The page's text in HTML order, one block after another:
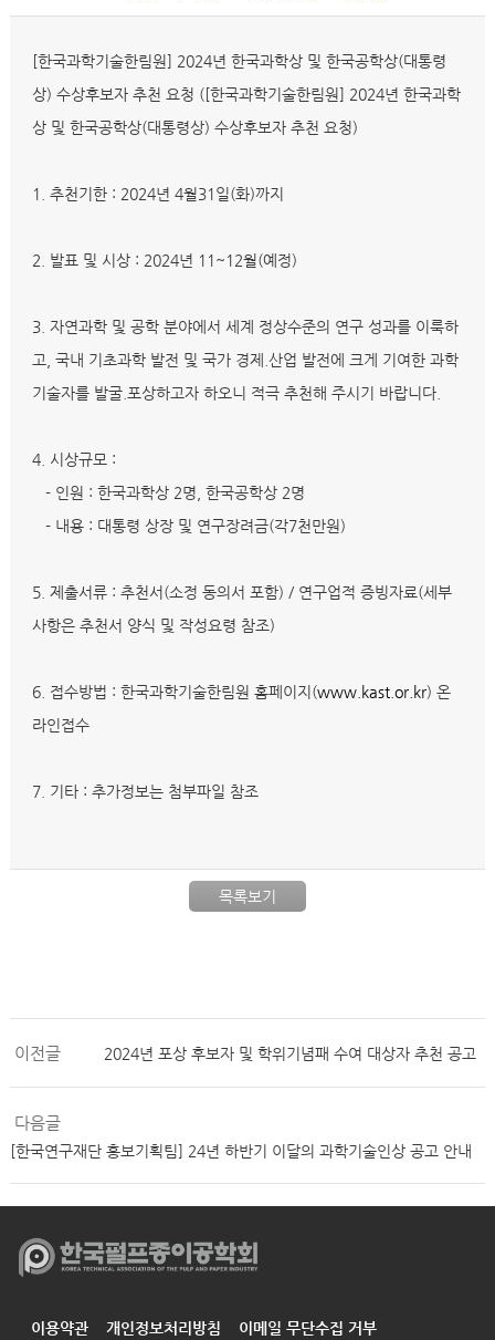
[한국과학기술한림원] 2024년 한국과학상 및 한국공학상(대통령
상) 수상후보자 추천 요청 ([한국과학기술한림원] 2024년 한국과학
상 및 한국공학상(대통령상) 수상후보자 추천 요청)
1. 추천기한 : 2024년 4월31일(화)까지
2. 발표 및 시상 : 2024년 11~12월(예정)
3. 자연과학 및 공학 분야에서 세계 정상수준의 연구 성과를 이룩하
고, 국내 기초과학 발전 및 국가 경제.산업 발전에 크게 기여한 과학
기술자를 발굴.포상하고자 하오니 적극 추천해 주시기 바랍니다.
4. 시상규모 :
- 인원 : 한국과학상 2명, 한국공학상 2명
- 내용 : 대통령 상장 및 연구장려금(각7천만원)
5. 제출서류 : 추천서(소정 동의서 포함) / 연구업적 증빙자료(세부
사항은 추천서 양식 및 작성요령 참조)
6. 접수방법 : 한국과학기술한림원 홈페이지(www.kast.or.kr) 온
라인접수
7. 기타 : 추가정보는 첨부파일 참조
목록보기
이전글 2024년 포상 후보자 및 학위기념패 수여 대상자 추천 공고
다음글
[한국연구재단 홍보기획팀] 24년 하반기 이달의 과학기술인상 공고 안내
이용약관 개인정보처리방침 이메일 무단수집 거부